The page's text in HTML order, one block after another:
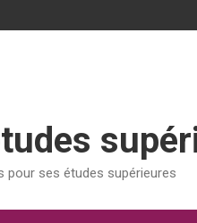
pour ses études supérieures